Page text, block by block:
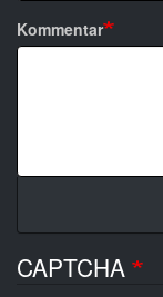
Kommentar
CAPTCHA